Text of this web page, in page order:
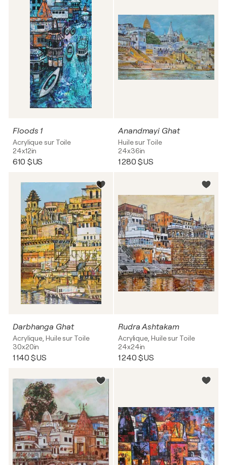
Floods 1
Acrylique sur Toile
24x12in
610 $US
Anandmayi Ghat
Huile sur Toile
24x36in
1 280 $US
Darbhanga Ghat
Acrylique, Huile sur Toile
30x20in
1 140 $US
Rudra Ashtakam
Acrylique, Huile sur Toile
24x24in
1 240 $US